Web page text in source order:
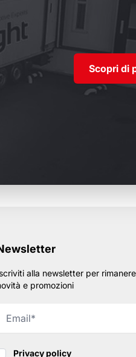
Scopri di
alla newsletter per
e promozioni
Privacy policy